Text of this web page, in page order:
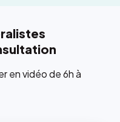
en vidéo de 6h à